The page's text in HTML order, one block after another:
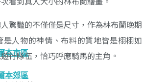
本市區
本郊區
驚豔的不僅僅是尺寸，作為林布蘭晚期
人物的神情、布料的質地皆是栩栩如
行隊伍，恰巧呼應騎馬的主角。